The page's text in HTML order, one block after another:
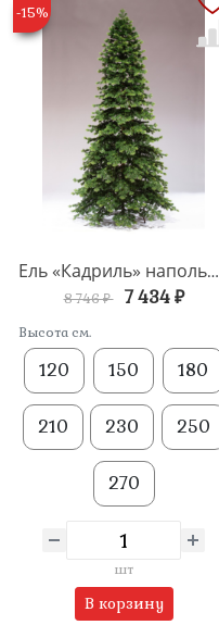
-15%
Ель «Кадриль» напольная
8 746 ₽ 7 434 ₽
Высота см.
120 150 180
210 230 250
270
шт
В корзину